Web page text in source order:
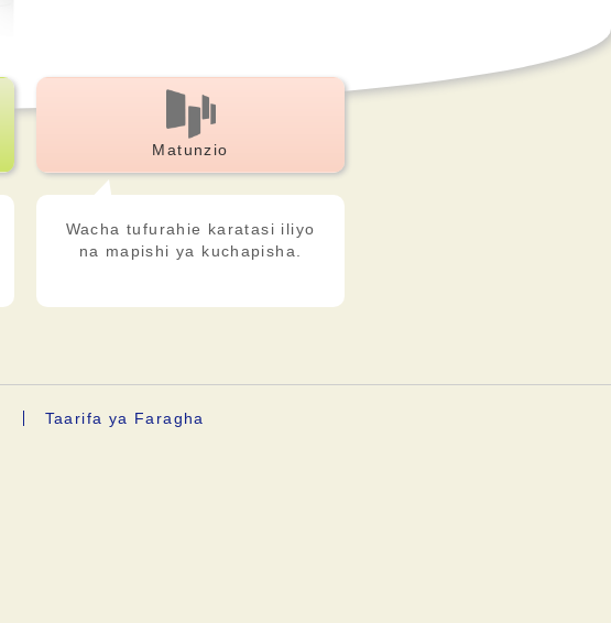
Matunzio
Wacha tufurahie karatasi iliyo
na mapishi ya kuchapisha.
Taarifa ya Faragha